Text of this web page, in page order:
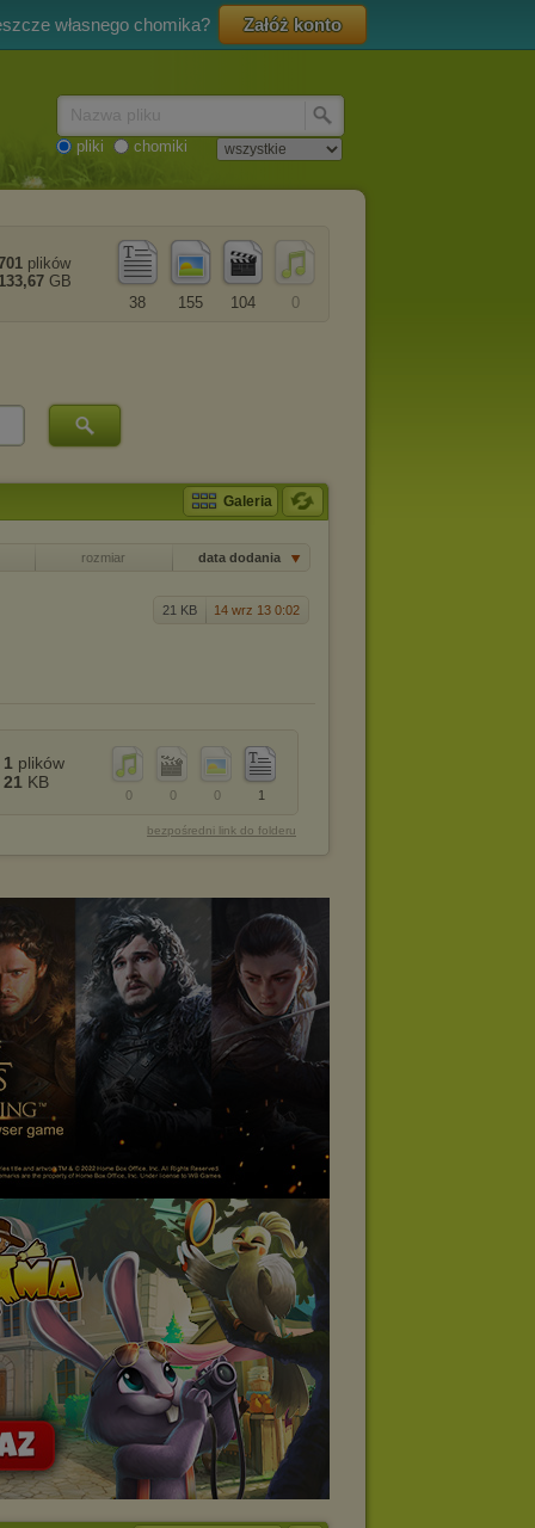
własnego chomika? Załóż konto
pliki chomiki
0
104
155
38
plików
133,67 GB
Galeria
rozmiar data dodania
21 KB 14 wrz 13 0:02
1
0
0
0
1 plików
21 KB
bezpośredni link do folderu